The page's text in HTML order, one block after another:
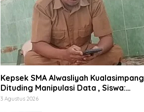
Kepsek SMA Alwasliyah Kualasimpang
Dituding Manipulasi Data , Siswa:
Datang Sesuka Hati, Dana MBG
3 Agustus 2026